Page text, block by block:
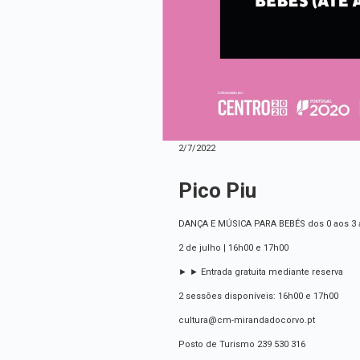
2/7/2022
Pico Piu
DANÇA E MÚSICA PARA BEBÉS dos 0 aos 3
2 de julho | 16h00 e 17h00
► ► Entrada gratuita mediante reserva
2 sessões disponíveis: 16h00 e 17h00
cultura@cm-mirandadocorvo.pt
Posto de Turismo 239 530 316